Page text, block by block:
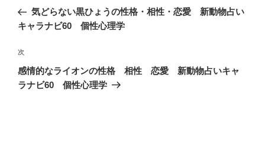
ナ
ゲ
ー
シ
の
投
気どらない黒ひょうの性格・相性・恋愛 新動物占い
キャラナビ60 個性心理学
次
の
投
次
感情的なライオンの性格 相性 恋愛 新動物占いキャ
ラナビ60 個性心理学